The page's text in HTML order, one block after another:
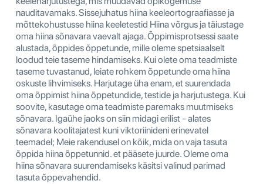
nauditavamaks. Sissejuhatus hiina keeleortograafiasse ja
mõttekohustusse hiina keeletestid Hiina võrgus ja täiustage
oma hiina sõnavara vaevalt ajaga. Õppimisprotsessi saate
alustada, õppides õppetunde, mille oleme spetsiaalselt
loodud teie taseme hindamiseks. Kui olete oma teadmiste
taseme tuvastanud, leiate rohkem õppetunde oma hiina
oskuste lihvimiseks. Harjutage üha enam, et suurendada
oma õppimist hiina õppetundide, testide ja harjutustega. Kui
soovite, kasutage oma teadmiste paremaks muutmiseks
sõnavara. Igaühe jaoks on siin midagi erilist - alates
sõnavara koolitajatest kuni viktoriinideni erinevatel
teemadel; Meie rakendusel on kõik, mida on vaja tasuta
õppida hiina õppetunnid. et pääsete juurde. Oleme oma
hiina sõnavara suurendamiseks käsitsi valinud parimad
tasuta õppevahendid.